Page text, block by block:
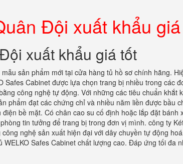
Đội xuất khẩu
xuất khẩu giá tốt
sản phẩm mới tại cửa hàng tủ hồ sơ chính hãng.
Cabinet được lựa chọn trang bị nhiều trong các
công nghệ tự động. Với những các tiêu chuẩn khắt
phẩm đạt các chứng chỉ và nhiều năm liền được bầu
bề mặt. Có chân cao su cố định hoặc lắp đặt bánh
tin tưởng để trang bị trong đơn vị mình. công ty
nghệ sản xuất hiện đại với dây chuyền tự động
Safes Cabinet chất lượng cao. Đáp ứng tối đa